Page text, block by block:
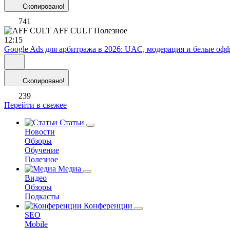
Скопировано!
741
AFF CULT Полезное
12:15
Google Ads для арбитража в 2026: UAC, модерация и белые
Скопировано!
239
Перейти в свежее
Статьи
Новости
Обзоры
Обучение
Полезное
Медиа
Видео
Обзоры
Подкасты
Конференции
SEO
Mobile